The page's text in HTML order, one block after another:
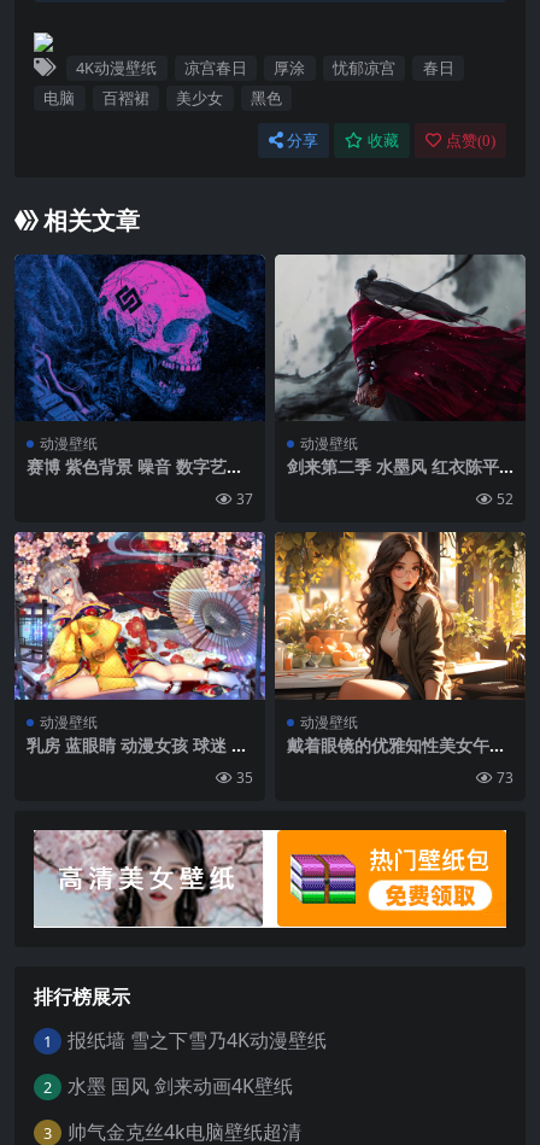
4K动漫壁纸 凉宫春日 厚涂 忧郁凉宫
春日
电脑
百褶裙 美少女 黑色
分享 收藏 点赞(0)
相关文章
动漫壁纸
赛博 紫色背景 噪音 数字艺术
电子人 冷冻室 编辑| 5120×28
37
动漫壁纸
剑来第二季 水墨风 红衣陈平
52
动漫壁纸
乳房 蓝眼睛 动漫女孩 球迷 鲜
35
动漫壁纸
戴着眼镜的优雅知性美女午后
73
排行榜展示
1 报纸墙 雪之下雪乃4K动漫壁纸
2 水墨 国风 剑来动画4K壁纸
3 帅气金克丝4k电脑壁纸超清